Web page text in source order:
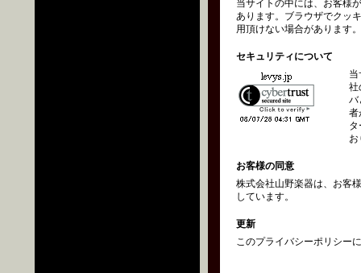
当サイトの中には、お客様
あります。ブラウザでクッ
用頂けない場合があります。
セキュリティについて
社
バ
者
お客様の同意
株式会社山野楽器は、お客
しています。
更新
このプライバシーポリシー